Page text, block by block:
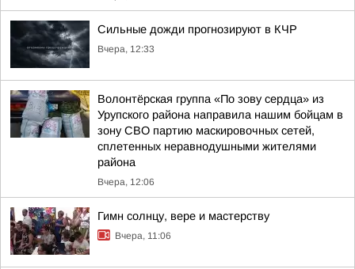
Сильные дожди прогнозируют в КЧР
Вчера, 12:33
Волонтёрская группа «По зову сердца» из
Урупского района направила нашим бойцам в
зону СВО партию маскировочных сетей,
сплетенных неравнодушными жителями
района
Вчера, 12:06
Гимн солнцу, вере и мастерству
Вчера, 11:06